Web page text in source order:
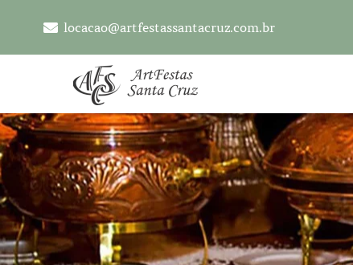
locacao@artfestassantacruz.com.br